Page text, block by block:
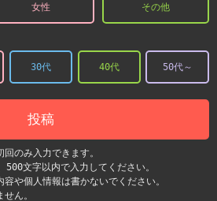
女性 その他
30代 40代 50代～
投稿
のみ入力できます。
文字以内で入力してください。
や個人情報は書かないでください。
ん。